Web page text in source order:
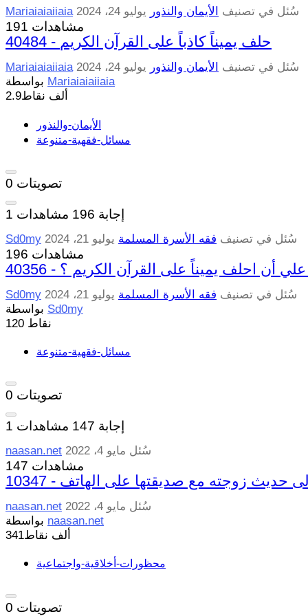
Mariaiaiaiiaia سُئل في تصنيف الأيمان والنذور يوليو 24، 2024
191 مشاهدات
40484 - حلف يميناً كاذباً على القرآن الكريم
Mariaiaiaiiaia سُئل في تصنيف الأيمان والنذور يوليو 24، 2024
Mariaiaiaiiaia
2.9ألف نقاط
الأيمان-والنذور
مسائل-فقهية-متنوعة
0 تصويتات
1 إجابة 196 مشاهدات
Sd0my سُئل في تصنيف فقه الأسرة المسلمة يوليو 21، 2024
196 مشاهدات
يجب علي أن احلف يميناً على القرآن الكريم ؟
Sd0my سُئل في تصنيف فقه الأسرة المسلمة يوليو 21، 2024
Sd0my
120 نقاط
مسائل-فقهية-متنوعة
0 تصويتات
1 إجابة 147 مشاهدات
naasan.net سُئل مايو 4، 2022
147 مشاهدات
إلى حديث زوجته مع صديقتها على الهاتف
naasan.net سُئل مايو 4، 2022
naasan.net
341ألف نقاط
محظورات-أخلاقية-واجتماعية
0 تصويتات